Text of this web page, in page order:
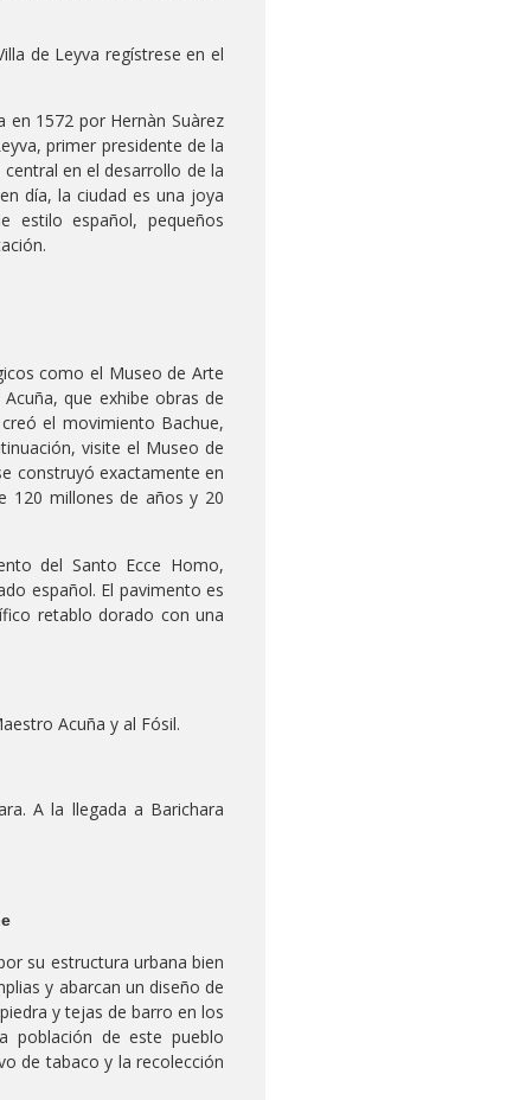
de Leyva regístrese en el
en 1572 por Hernàn Suàrez
primer presidente de la
en el desarrollo de la
día, la ciudad es una joya
estilo español, pequeños
como el Museo de Arte
que exhibe obras de
el movimiento Bachue,
visite el Museo de
construyó exactamente en
120 millones de años y 20
del Santo Ecce Homo,
español. El pavimento es
retablo dorado con una
Acuña y al Fósil.
A la llegada a Barichara
su estructura urbana bien
y abarcan un diseño de
y tejas de barro en los
población de este pueblo
de tabaco y la recolección